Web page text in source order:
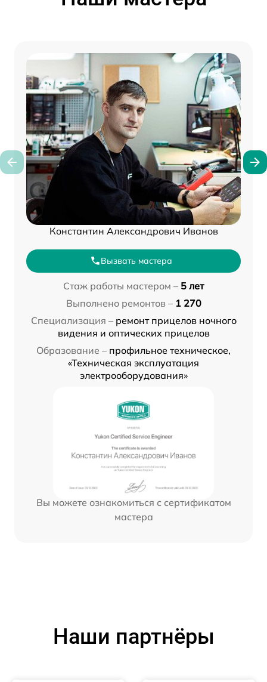
Константин Александрович Иванов
Вызвать мастера
Стаж работы мастером – 5 лет
Выполнено ремонтов – 1 270
Специализация – ремонт прицелов ночного
видения и оптических прицелов
Образование – профильное техническое,
«Техническая эксплуатация
электрооборудования»
Вы можете ознакомиться с сертификатом
мастера
Наши партнёры